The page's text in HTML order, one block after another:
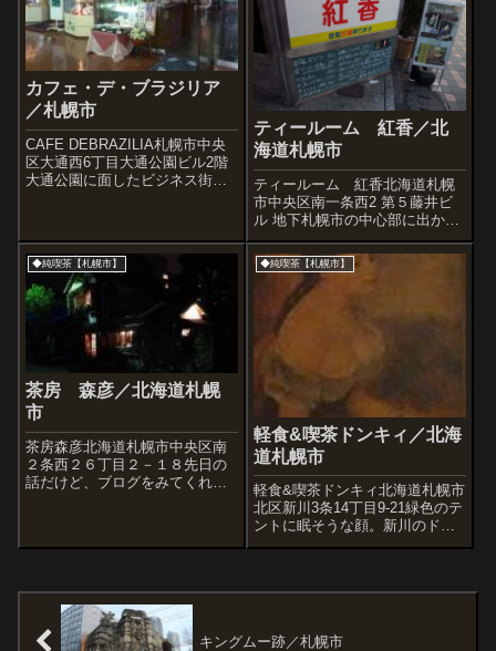
カフェ・デ・ブラジリア
／札幌市
CAFE DEBRAZILIA札幌市中央
区大通西6丁目大通公園ビル2階
大通公園に面したビジネス街の
う、ランチタイムにはかなりの
混雑ぶり。1982年頃から続く
け...
ティールーム 紅香／北
海道札幌市
ティールーム 紅香北海道札幌
市中央区南一条西2 第５藤井ビ
ル 地下札幌市の中心部に出かけ
たので立ち寄りました。紅香さ
んは居心地の良いお店です。手
芸用品の「むつみや」本店横に
あるビルの地下にひっそりとあ
ります。→に沿って地下へ。と
てもユニーク...
◆純喫茶【札幌市】
茶房 森彦／北海道札幌
市
茶房森彦北海道札幌市中央区南
２条西２６丁目２－１８先日の
話だけど、ブログをみてくれて
かの喫茶(カフェ)などに行きまし
◆純喫茶【札幌市】
軽食&喫茶ドンキィ／北海
道札幌市
軽食&喫茶ドンキィ北海道札幌市
北区新川3条14丁目9-21緑色のテ
ントに眠そうな顔。新川のドン
キィさんです。入口まわりは石
ーで一服しました。明日からは
定して...
キングムー跡／札幌市